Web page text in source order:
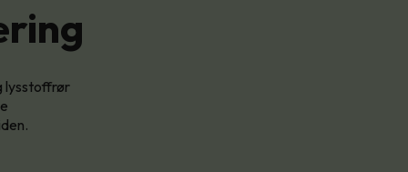
lysstoffrør